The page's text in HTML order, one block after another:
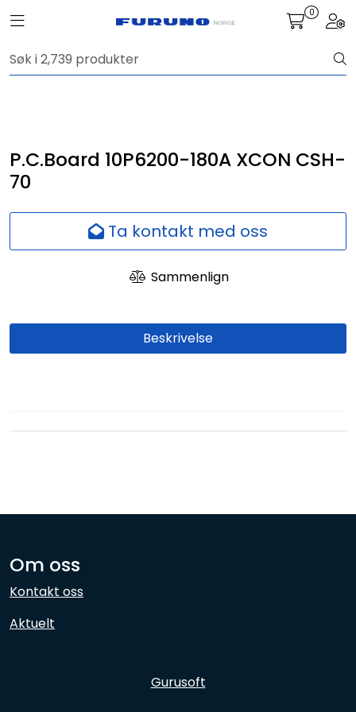
Toggle navigation 0
P.C.Board 10P6200-180A XCON CSH-
70
Ta kontakt med oss
Sammenlign
Beskrivelse
Om oss
Kontakt oss
Aktuelt
Gurusoft
Navigasjon
Fiskeleting
Digitale tjenester
Skjermer